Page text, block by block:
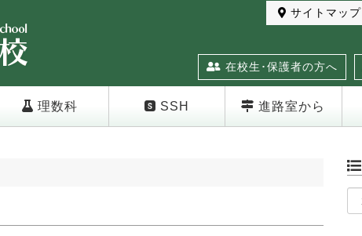
サイトマップ
在校生･保護者の方へ
理数科 SSH 進路室から